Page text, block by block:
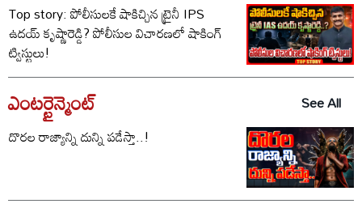
Top story: పోలీసులకే షాకిచ్చిన ట్రైనీ IPS
ఉదయ్ కృష్ణారెడ్డి? పోలీసుల విచారణలో షాకింగ్
ట్విస్టులు!
ఎంటర్టైన్మెంట్
See All
దొరల రాజ్యాన్ని దున్ని పడేస్తా..!